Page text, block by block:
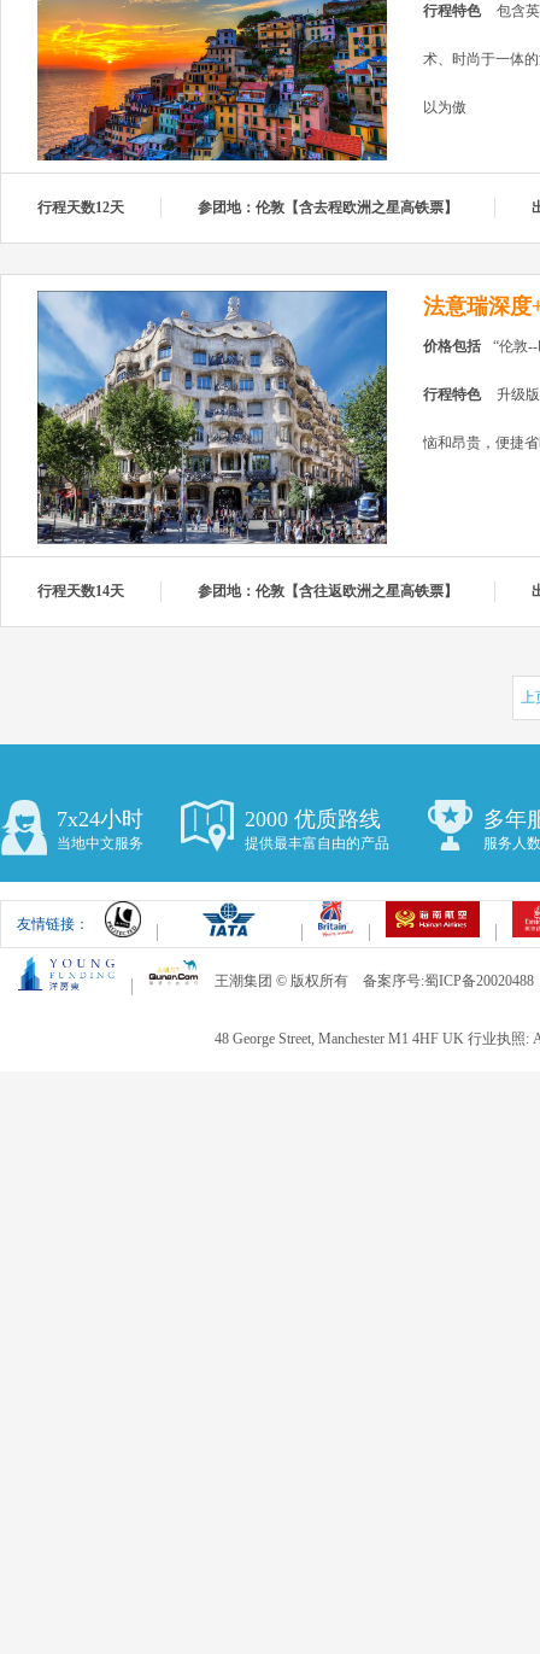
行程特色 包含
术、时尚于一体
以为傲
行程天数12天 参团地：伦敦【含去程欧洲之星高铁票】
法意瑞深度
价格包括 “伦敦
行程特色 升级
恼和昂贵，便捷
行程天数14天 参团地：伦敦【含往返欧洲之星高铁票】
上
7x24小时
当地中文服务
2000 优质路线
提供最丰富自由的产品
多年
服务人
友情链接：
王潮集团 © 版权所有 备案序号:蜀ICP备20020488
48 George Street, Manchester M1 4HF UK 行业执照